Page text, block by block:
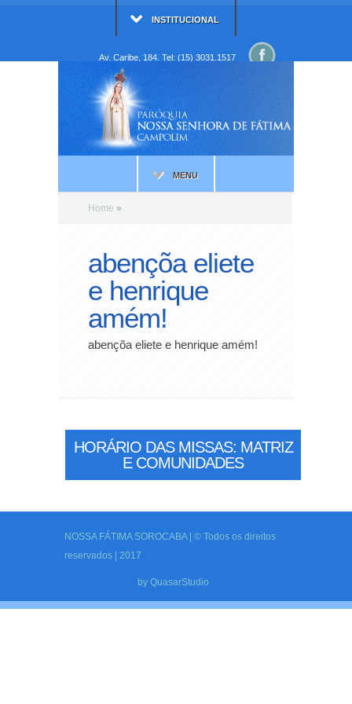
INSTITUCIONAL
Av. Caribe, 184. Tel: (15) 3031.1517
MENU
Home »
abençõa eliete
e henrique
amém!
abençõa eliete e henrique amém!
HORÁRIO DAS MISSAS: MATRIZ
E COMUNIDADES
NOSSA FÁTIMA SOROCABA | © Todos os direitos
reservados | 2017
by QuasarStudio